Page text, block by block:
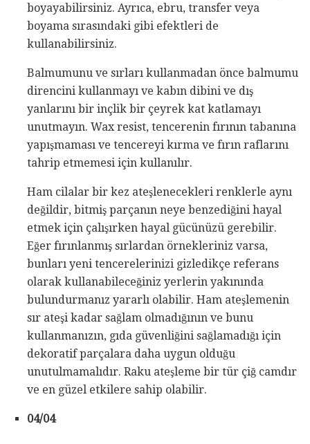
boyayabilirsiniz. Ayrıca, ebru, transfer veya
boyama sırasındaki gibi efektleri de
kullanabilirsiniz.
Balmumunu ve sırları kullanmadan önce balmumu
direncini kullanmayı ve kabın dibini ve dış
yanlarını bir inçlik bir çeyrek kat katlamayı
unutmayın. Wax resist, tencerenin fırının tabanına
yapışmaması ve tencereyi kırma ve fırın raflarını
tahrip etmemesi için kullanılır.
Ham cilalar bir kez ateşlenecekleri renklerle aynı
değildir, bitmiş parçanın neye benzediğini hayal
etmek için çalışırken hayal gücünüzü gerebilir.
Eğer fırınlanmış sırlardan örnekleriniz varsa,
bunları yeni tencerelerinizi gizledikçe referans
olarak kullanabileceğiniz yerlerin yakınında
bulundurmanız yararlı olabilir. Ham ateşlemenin
sır ateşi kadar sağlam olmadığının ve bunu
kullanmanızın, gıda güvenliğini sağlamadığı için
dekoratif parçalara daha uygun olduğu
unutulmamalıdır. Raku ateşleme bir tür çiğ camdır
ve en güzel etkilere sahip olabilir.
04/04